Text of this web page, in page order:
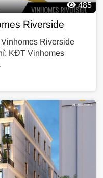
485
Riverside
Riverside
KĐT Vinhomes